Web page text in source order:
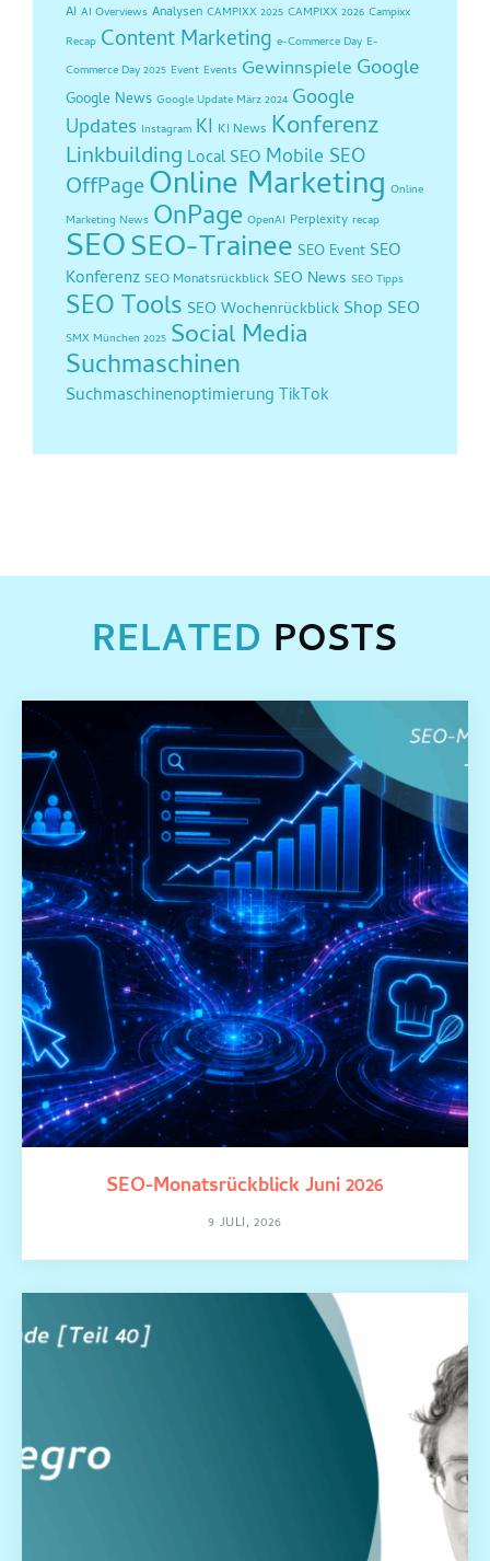
AI AI Overviews Analysen CAMPIXX 2025 CAMPIXX 2026 Campixx
Recap Content Marketing e-Commerce Day E-
Commerce Day 2025 Event Events Gewinnspiele Google
Google News Google Update März 2024 Google
Updates Instagram KI KI News Konferenz
Linkbuilding Local SEO Mobile SEO
OffPageOnline Marketing Online
Marketing News OnPage OpenAI Perplexity recap
SEOSEO-Trainee SEO Event SEO
Konferenz SEO Monatsrückblick SEO News SEO Tipps
SEO Tools SEO Wochenrückblick Shop SEO
SMX München 2025 Social Media
Suchmaschinen
Suchmaschinenoptimierung TikTok
RELATED POSTS
SEO-Monatsrückblick Juni 2026
9 JULI, 2026